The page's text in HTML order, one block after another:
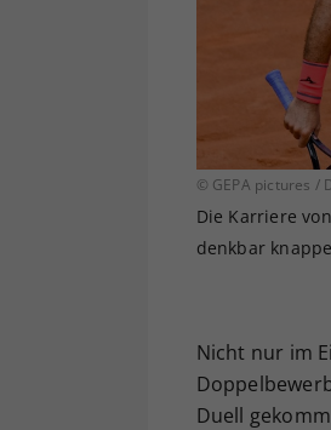
© GEPA pictures /
Die Karriere
denkbar
Nicht nur im
Duell